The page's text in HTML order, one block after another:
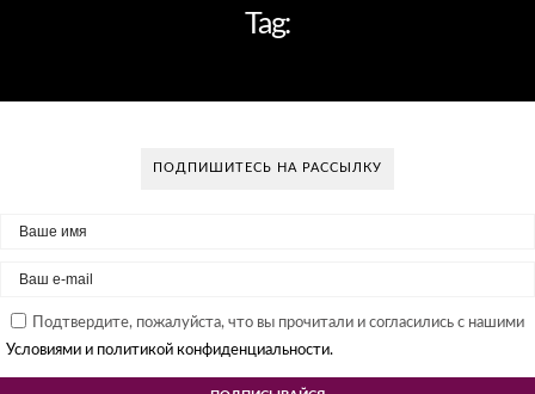
Tag:
ПОДПИШИТЕСЬ НА РАССЫЛКУ
Подтвердите, пожалуйста, что вы прочитали и согласились с нашими
Условиями и политикой конфиденциальности.